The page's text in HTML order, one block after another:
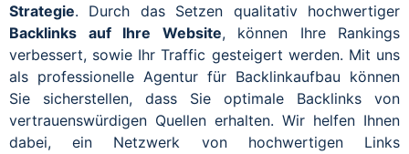
Strategie. Durch das Setzen qualitativ hochwertiger
Backlinks auf Ihre Website, können Ihre Rankings
verbessert, sowie Ihr Traffic gesteigert werden. Mit uns
als professionelle Agentur für Backlinkaufbau können
Sie sicherstellen, dass Sie optimale Backlinks von
vertrauenswürdigen Quellen erhalten. Wir helfen Ihnen
dabei, ein Netzwerk von hochwertigen Links